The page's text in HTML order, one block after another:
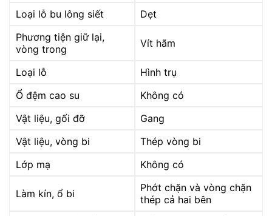
Loại lỗ bu lông siết
Dẹt
Phương tiện giữ lại,
vòng trong
Vít hãm
Loại lỗ
Hình trụ
Ổ đệm cao su
Không có
Vật liệu, gối đỡ
Gang
Vật liệu, vòng bi
Thép vòng bi
Lớp mạ
Không có
Làm kín, ổ bi
Phớt chặn và vòng chặn
thép cả hai bên